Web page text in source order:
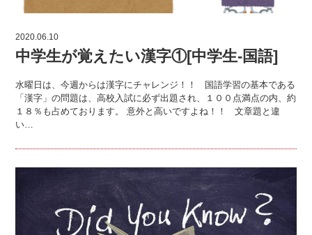
2020.06.10
中学生が覚えたい漢字①[中学生-国語]
水曜日は、今週からは漢字にチャレンジ！！ 国語学習の基本である
「漢字」の問題は、高校入試に必ず出題され、１００点満点の内、約
１８％も占めております。 意外と高いですよね！！ 文章題と違
い…